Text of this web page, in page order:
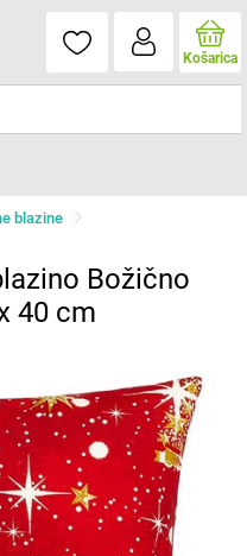
Košarica
blazine
Božično
40 cm